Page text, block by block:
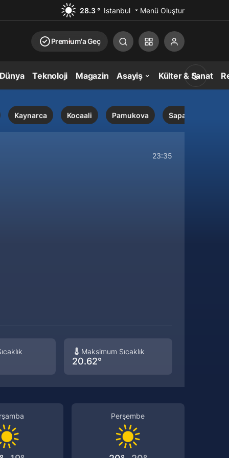
28.3 ° Istanbul Menü Oluştur
Premium'a Geç
Dünya Teknoloji Magazin Asayiş Külter & Sanat
Kaynarca Kocaali Pamukova Sapanca
23:35
Maksimum Sıcaklık
20.62°
Perşembe